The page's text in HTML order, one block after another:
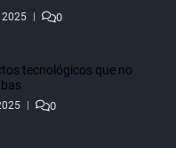
2025 0
tecnológicos que no
0